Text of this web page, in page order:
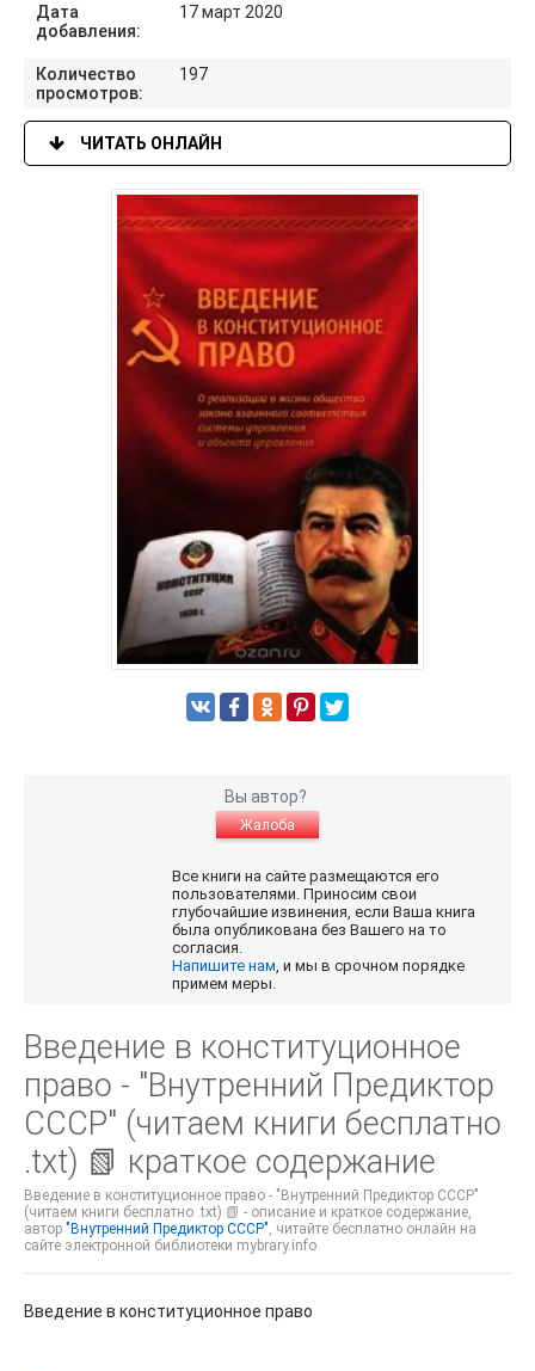
Дата
добавления:
17 март 2020
Количество
просмотров:
197
ЧИТАТЬ ОНЛАЙН
Вы автор?
Жалоба
Все книги на сайте размещаются его
пользователями. Приносим свои
глубочайшие извинения, если Ваша книга
была опубликована без Вашего на то
согласия.
Напишите нам, и мы в срочном порядке
примем меры.
Введение в конституционное
право - "Внутренний Предиктор
СССР" (читаем книги бесплатно
.txt) 📗 краткое содержание
Введение в конституционное право - "Внутренний Предиктор СССР"
(читаем книги бесплатно .txt) 📗 - описание и краткое содержание,
автор "Внутренний Предиктор СССР", читайте бесплатно онлайн на
сайте электронной библиотеки mybrary.info
Введение в конституционное право